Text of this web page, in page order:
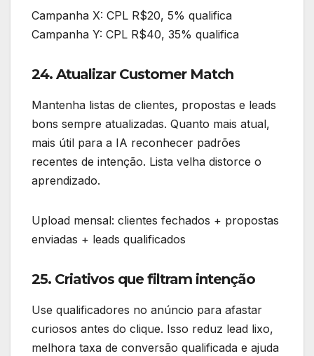
Campanha X: CPL R$20, 5% qualifica
Campanha Y: CPL R$40, 35% qualifica
24. Atualizar Customer Match
Mantenha listas de clientes, propostas e leads
bons sempre atualizadas. Quanto mais atual,
mais útil para a IA reconhecer padrões
recentes de intenção. Lista velha distorce o
aprendizado.
Upload mensal: clientes fechados + propostas
enviadas + leads qualificados
25. Criativos que filtram intenção
Use qualificadores no anúncio para afastar
curiosos antes do clique. Isso reduz lead lixo,
melhora taxa de conversão qualificada e ajuda